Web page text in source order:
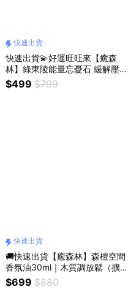
快速出貨
快速出貨💫好運旺旺來【癒森
林】綠東陵能量忘憂石 緩解壓力
x幸運不斷 獅子座生日快樂
$499 $799
快速出貨
🚚快速出貨【癒森林】森檀空間
香氛油30ml｜木質調放鬆（擴香
專用／質感香氛／療癒小物／居
家香氛）
$699 $880